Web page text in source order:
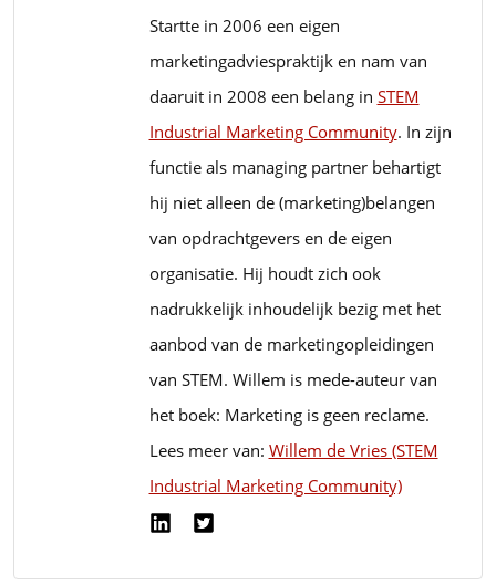
Startte in 2006 een eigen
marketingadviespraktijk en nam van
daaruit in 2008 een belang in STEM
Industrial Marketing Community. In zijn
functie als managing partner behartigt
hij niet alleen de (marketing)belangen
van opdrachtgevers en de eigen
organisatie. Hij houdt zich ook
nadrukkelijk inhoudelijk bezig met het
aanbod van de marketingopleidingen
van STEM. Willem is mede-auteur van
het boek: Marketing is geen reclame.
Lees meer van: Willem de Vries (STEM
Industrial Marketing Community)